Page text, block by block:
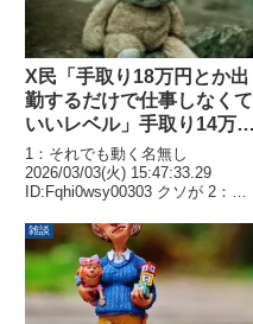
X民「手取り18万円とか出
勤するだけで仕事しなくて
いいレベル」手取り14万
3000ワイ「」
1：それでも動く名無し
2026/03/03(火) 15:47:33.29
ID:Fqhi0wsy00303 クソが 2：そ
15:49:21.96 ID:ZBK/DTtn00303
逆なんだよな...
雑談